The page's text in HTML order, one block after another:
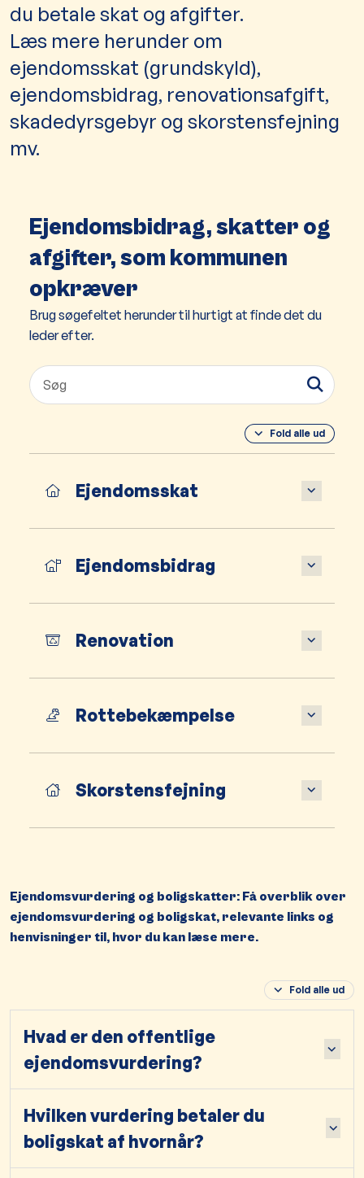
du betale skat og afgifter.
Læs mere herunder om
ejendomsskat (grundskyld),
ejendomsbidrag, renovationsafgift,
skadedyrsgebyr og skorstensfejning
mv.
Ejendomsbidrag, skatter og
afgifter, som kommunen
opkræver
Brug søgefeltet herunder til hurtigt at finde det du
leder efter.
Fold alle ud
Ejendomsskat
Ejendomsbidrag
Renovation
Rottebekæmpelse
Skorstensfejning
Ejendomsvurdering og boligskatter: Få overblik over
ejendomsvurdering og boligskat, relevante links og
henvisninger til, hvor du kan læse mere.
Fold alle ud
Hvad er den offentlige
ejendomsvurdering?
Hvilken vurdering betaler du
boligskat af hvornår?